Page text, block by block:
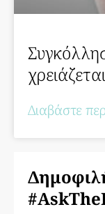
Διαβάστε